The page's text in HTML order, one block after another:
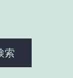
索